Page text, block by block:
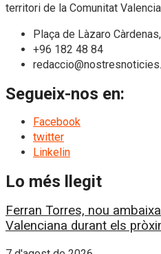
territori de la Comunitat
Plaça de Làzaro
+96 182 48 84
Segueix-nos en:
Facebook
twitter
Linkelin
Lo més llegit
Ferran Torres, nou
Valenciana durant els